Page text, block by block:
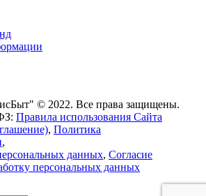
© 2022. Все права защищены.
Правила использования Сайта
, Политика
,
данных, Согласие
персональных данных